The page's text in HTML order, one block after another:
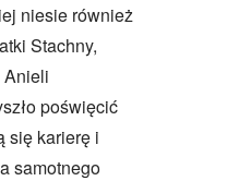
niesie również
Stachny,
Anieli
poświęcić
się karierę i
samotnego